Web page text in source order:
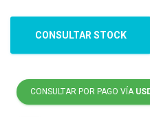
CONSULTAR STOCK
CONSULTAR POR PAGO VÍA